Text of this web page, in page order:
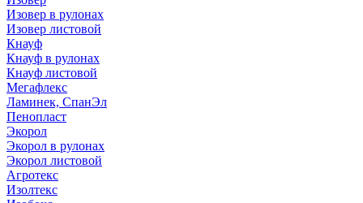
Изовер в рулонах
Изовер листовой
Кнауф
Кнауф в рулонах
Кнауф листовой
Мегафлекс
Ламинек, СпанЭл
Пенопласт
Экорол
Экорол в рулонах
Экорол листовой
Агротекс
Изолтекс